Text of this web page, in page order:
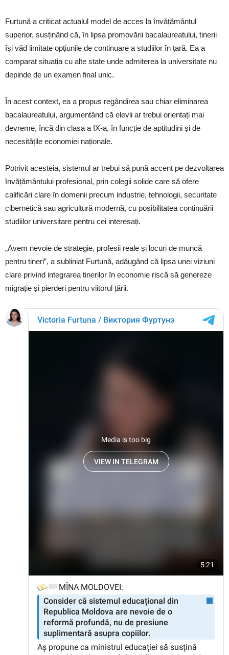
Furtună a criticat actualul model de acces la învățământul
superior, susținând că, în lipsa promovării bacalaureatului, tinerii
își văd limitate opțiunile de continuare a studiilor în țară. Ea a
comparat situația cu alte state unde admiterea la universitate nu
depinde de un examen final unic.
În acest context, ea a propus regândirea sau chiar eliminarea
bacalaureatului, argumentând că elevii ar trebui orientați mai
devreme, încă din clasa a IX-a, în funcție de aptitudini și de
necesitățile economiei naționale.
Potrivit acesteia, sistemul ar trebui să pună accent pe dezvoltarea
învățământului profesional, prin colegii solide care să ofere
calificări clare în domenii precum industrie, tehnologii, securitate
cibernetică sau agricultură modernă, cu posibilitatea continuării
studiilor universitare pentru cei interesați.
„Avem nevoie de strategie, profesii reale și locuri de muncă
pentru tineri”, a subliniat Furtună, adăugând că lipsa unei viziuni
clare privind integrarea tinerilor în economie riscă să genereze
migrație și pierderi pentru viitorul țării.